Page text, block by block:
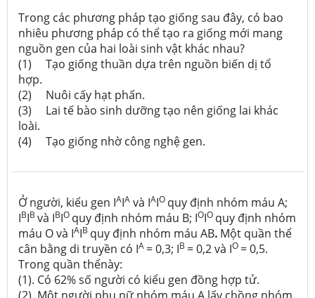
Trong các phương pháp tạo giống sau đây, có bao
nhiêu phương pháp có thể tạo ra giống mới mang
nguồn gen của hai loài sinh vật khác nhau?
(1) Tạo giống thuần dựa trên nguồn biến dị tổ
hợp.
(2) Nuôi cấy hạt phấn.
(3) Lai tế bào sinh dưỡng tạo nên giống lai khác
loài.
(4) Tạo giống nhờ công nghệ gen.
Ở người, kiểu gen IAIA và IAIO quy định nhóm máu A;
IBIB và IBIO quy định nhóm máu B; IOIO quy định nhóm
máu O và IAIB quy định nhóm máu AB. Một quần thể
cân bằng di truyền có IA = 0,3; IB = 0,2 và IO = 0,5.
Trong quần thểnày:
(1). Có 62% số người có kiểu gen đồng hợp tử.